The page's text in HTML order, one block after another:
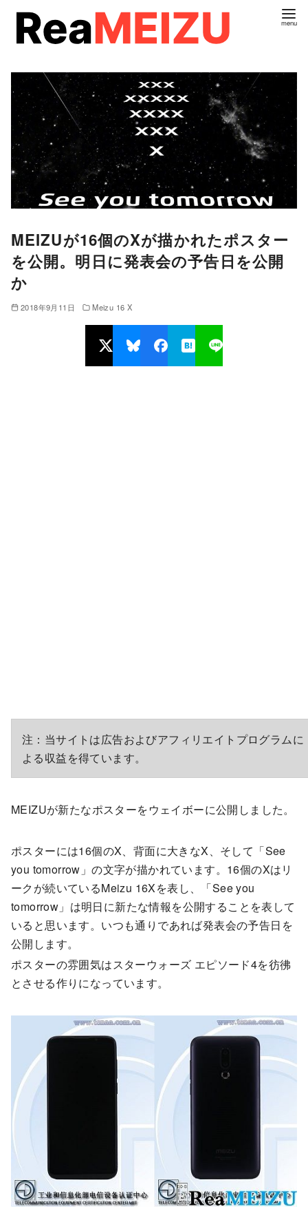
MEIZUが16個のXが描かれたポスター
を公開。明日に発表会の予告日を公開
か
2018年9月11日 Meizu 16 X
注：当サイトは広告およびアフィリエイトプログラムに
よる収益を得ています。
MEIZUが新たなポスターをウェイボーに公開しました。
ポスターには16個のX、背面に大きなX、そして「See
you tomorrow」の文字が描かれています。16個のXはリ
ークが続いているMeizu 16Xを表し、「See you
tomorrow」は明日に新たな情報を公開することを表して
いると思います。いつも通りであれば発表会の予告日を
公開します。
ポスターの雰囲気はスターウォーズ エピソード4を彷彿
とさせる作りになっています。